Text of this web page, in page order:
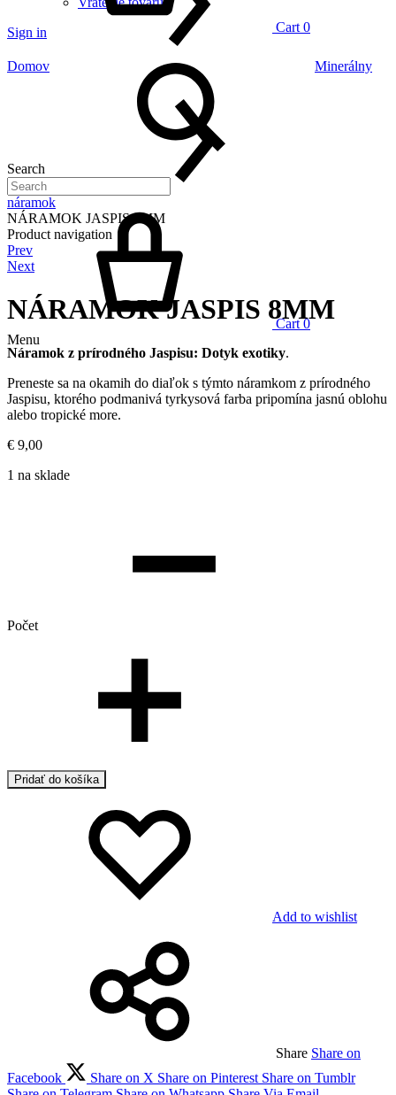
Sign in
Search
Cart 0
Menu
Cart 0
Domov Minerálny
náramok
NÁRAMOK JASPIS 8MM
Product navigation
Prev
Next
NÁRAMOK JASPIS 8MM
Náramok z prírodného Jaspisu: Dotyk exotiky.
Preneste sa na okamih do diaľok s týmto náramkom z prírodného
Jaspisu, ktorého podmanivá tyrkysová farba pripomína jasnú oblohu
alebo tropické more.
€ 9,00
1 na sklade
Počet
Pridať do košíka
Add to wishlist
Share Share on
Facebook
Share on X Share on Pinterest Share on Tumblr